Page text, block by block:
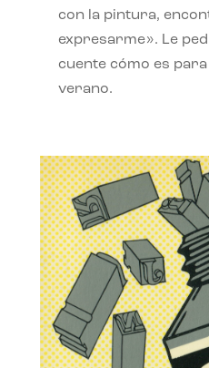
con la pintura,
expresarme». Le
cuente cómo es
verano.